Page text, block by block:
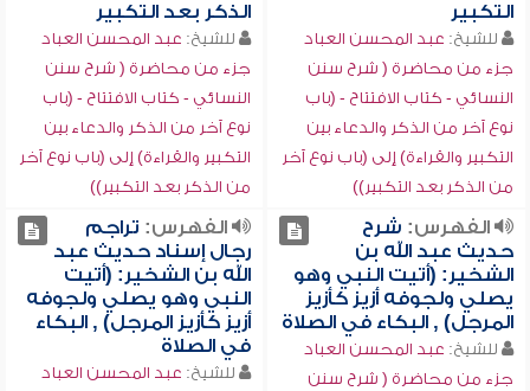
التكبير
للشيخ: عبد المحسن العباد
جزء من محاضرة ( شرح سنن
النسائي - كتاب الافتتاح - (باب
نوع آخر من الذكر والدعاء بين
التكبير والقراءة) إلى (باب نوع آخر
من الذكر بعد التكبير))
الذكر بعد التكبير
للشيخ: عبد المحسن العباد
جزء من محاضرة ( شرح سنن
النسائي - كتاب الافتتاح - (باب
نوع آخر من الذكر والدعاء بين
التكبير والقراءة) إلى (باب نوع آخر
من الذكر بعد التكبير))
الفهرس: شرح
حديث عبد الله بن
الشخير: (أتيت النبي وهو
يصلي ولجوفه أزيز كأزيز
المرجل) , البكاء في الصلاة
للشيخ: عبد المحسن العباد
جزء من محاضرة ( شرح سنن
الفهرس: تراجم
رجال إسناد حديث عبد
الله بن الشخير: (أتيت
النبي وهو يصلي ولجوفه
أزيز كأزيز المرجل) , البكاء
في الصلاة
للشيخ: عبد المحسن العباد